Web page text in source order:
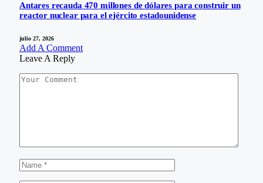
Antares recauda 470 millones de dólares para construir un
reactor nuclear para el ejército estadounidense
julio 27, 2026
Add A Comment
Leave A Reply